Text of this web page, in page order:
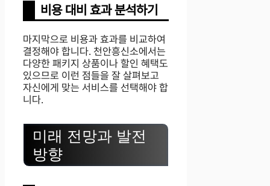
비용 대비 효과 분석하기
마지막으로 비용과 효과를 비교하여
결정해야 합니다. 천안흥신소에서는
다양한 패키지 상품이나 할인 혜택도
있으므로 이런 점들을 잘 살펴보고
자신에게 맞는 서비스를 선택해야 합
니다.
미래 전망과 발전
방향